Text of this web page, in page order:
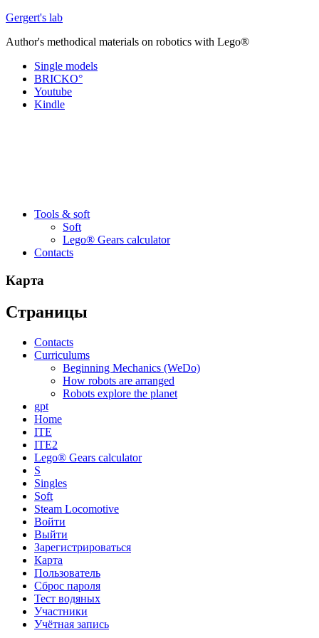
Перейти
содержанию
Gergert's lab
Author's methodical materials on robotics with Lego®
Single models
BRICKO°
Youtube
Kindle
Tools & soft
Soft
Lego® Gears calculator
Contacts
Карта
Страницы
Contacts
Curriculums
Beginning Mechanics (WeDo)
How robots are arranged
Robots explore the planet
gpt
Home
ITE
ITE2
Lego® Gears calculator
S
Singles
Soft
Steam Locomotive
Войти
Выйти
Зарегистрироваться
Карта
Пользователь
Сброс пароля
Тест водяных
Участники
Учётная запись